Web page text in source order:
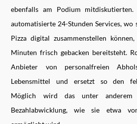
ebenfalls am Podium
automatisierte 24-Stunden Services, wo
Pizza digital zusammenstellen
Minuten frisch gebacken bereitsteht.
Anbieter von personalfreien
Lebensmittel und ersetzt so den
Möglich wird das unter anderem
Bezahlabwicklung, wie sie etwa